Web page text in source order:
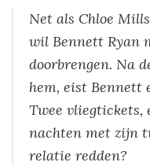
Net als Chloe
wil Bennett Ryan
doorbrengen. Na
hem, eist Bennett
Twee vliegtickets,
nachten met zijn
relatie redden?